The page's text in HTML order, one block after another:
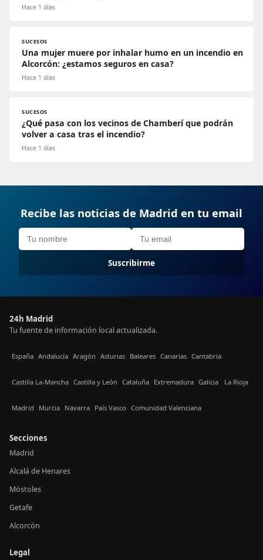
Hace 1 días
SUCESOS
Una mujer muere por inhalar humo en un incendio en
Alcorcón: ¿estamos seguros en casa?
Hace 1 días
SUCESOS
¿Qué pasa con los vecinos de Chamberí que podrán
volver a casa tras el incendio?
Hace 1 días
Recibe las noticias de Madrid en tu email
Suscribirme
24h Madrid
Tu fuente de información local actualizada.
España Andalucía Aragón Asturias Baleares Canarias Cantabria
Castilla La-Mancha Castilla y León Cataluña Extremadura Galicia La Rioja
Madrid Murcia Navarra País Vasco Comunidad Valenciana
Secciones
Madrid
Alcalá de Henares
Móstoles
Getafe
Alcorcón
Legal